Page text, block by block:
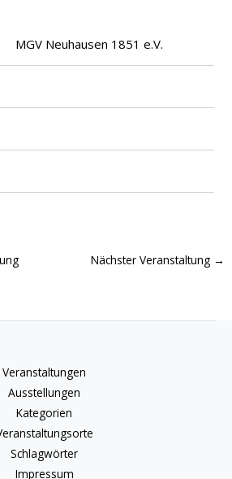
MGV Neuhausen 1851 e.V.
Nächster Veranstaltung →
Veranstaltungen
Ausstellungen
Kategorien
Schlagwörter
Impressum